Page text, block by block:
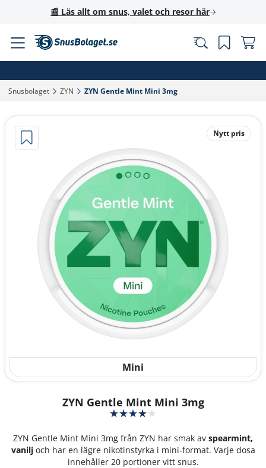
📰 Läs allt om snus, valet och resor här
Snusbolaget‎ ZYN‎ ZYN Gentle Mint Mini 3mg‎
Nytt pris
Mini
ZYN Gentle Mint Mini 3mg
ZYN Gentle Mint Mini 3mg från ZYN har smak av spearmint,
vaniljoch har en lägre nikotinstyrka i mini-format. Varje dosa
innehåller 20 portioner vitt snus.